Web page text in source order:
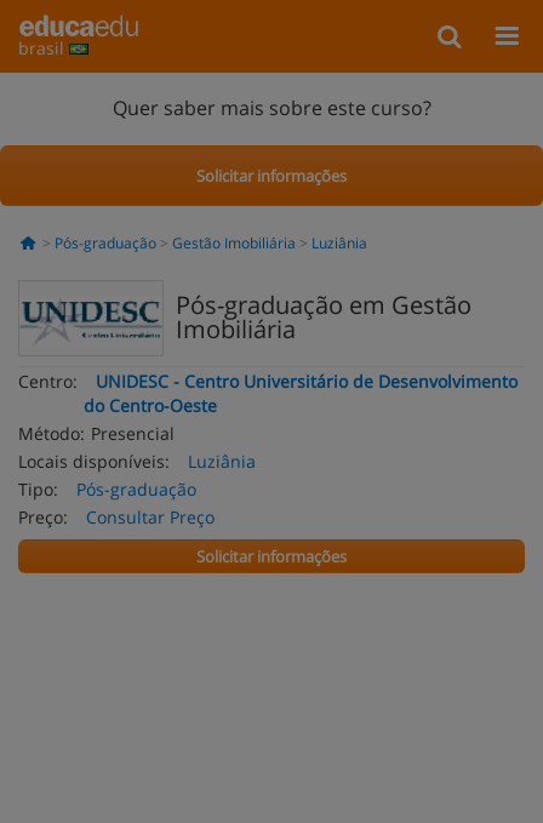
brasil
Quer saber mais sobre este curso?
Solicitar informações
Pós-graduação Gestão Imobiliária Luziânia
Pós-graduação em Gestão
Imobiliária
Centro:
UNIDESC - Centro Universitário de Desenvolvimento
do Centro-Oeste
Método: Presencial
Locais disponíveis:
Luziânia
Tipo:
Pós-graduação
Preço:
Consultar Preço
Solicitar informações